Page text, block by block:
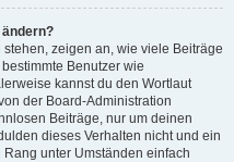
zeigen an, wie viele Beiträge
Benutzer wie
kannst du den Wortlaut
der Board-Administration
Beiträge, nur um deinen
dieses Verhalten nicht und ein
unter Umständen einfach